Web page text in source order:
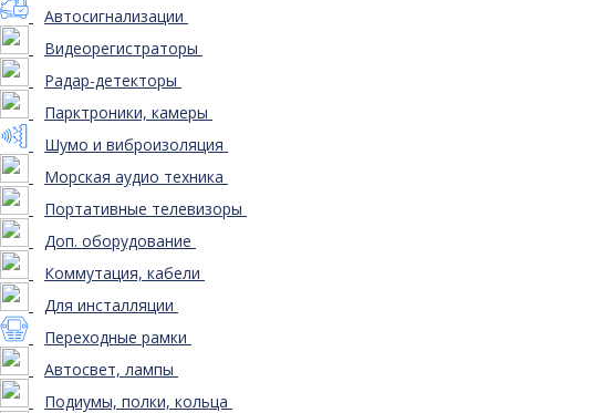
Автосигнализации
Видеорегистраторы
Радар-детекторы
Парктроники, камеры
Шумо и виброизоляция
Морская аудио техника
Портативные телевизоры
Доп. оборудование
Коммутация, кабели
Для инсталляции
Переходные рамки
Автосвет, лампы
Подиумы, полки, кольца